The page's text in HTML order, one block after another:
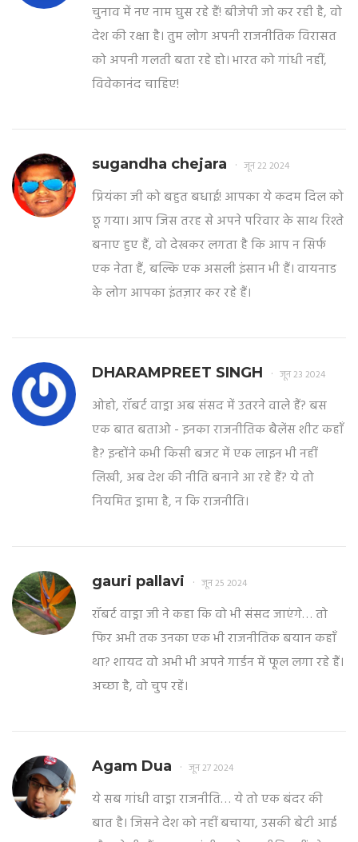
चुनाव में नए नाम घुस रहे हैं! बीजेपी जो कर रही है, वो
देश की रक्षा है। तुम लोग अपनी राजनीतिक विरासत
को अपनी गलती बता रहे हो। भारत को गांधी नहीं,
विवेकानंद चाहिए!
sugandha chejara जून 22 2024
प्रियंका जी को बहुत बधाई! आपका ये कदम दिल को
छू गया। आप जिस तरह से अपने परिवार के साथ रिश्ते
बनाए हुए हैं, वो देखकर लगता है कि आप न सिर्फ
एक नेता हैं, बल्कि एक असली इंसान भी हैं। वायनाड
के लोग आपका इंतज़ार कर रहे हैं।
DHARAMPREET SINGH जून 23 2024
ओहो, रॉबर्ट वाड्रा अब संसद में उतरने वाले हैं? बस
एक बात बताओ - इनका राजनीतिक बैलेंस शीट कहाँ
है? इन्होंने कभी किसी बजट में एक लाइन भी नहीं
लिखी, अब देश की नीति बनाने आ रहे हैं? ये तो
नियमित ड्रामा है, न कि राजनीति।
gauri pallavi जून 25 2024
रॉबर्ट वाड्रा जी ने कहा कि वो भी संसद जाएंगे… तो
फिर अभी तक उनका एक भी राजनीतिक बयान कहाँ
था? शायद वो अभी भी अपने गार्डन में फूल लगा रहे हैं।
अच्छा है, वो चुप रहें।
Agam Dua जून 27 2024
ये सब गांधी वाड्रा राजनीति… ये तो एक बंदर की
बात है। जिसने देश को नहीं बचाया, उसकी बेटी आई